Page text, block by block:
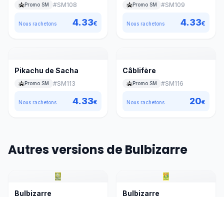
Promo SM #SM108
Nous rachetons 4.33€
Promo SM #SM109
Nous rachetons 4.33€
Pikachu de Sacha
Promo SM #SM113
Nous rachetons 4.33€
Câblifère
Promo SM #SM116
Nous rachetons 20€
Autres versions de Bulbizarre
Bulbizarre Bulbizarre